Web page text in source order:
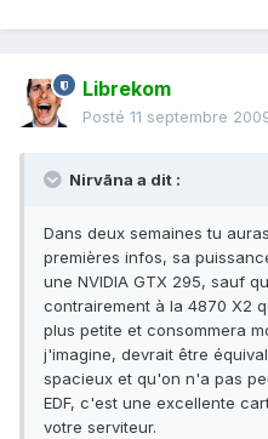
Librekom
Posté 11 septembre
Nirvāna a dit :
Dans deux semaines tu
premières infos, sa
une NVIDIA GTX 295, sauf
contrairement à la 4870 X2
plus petite et consommera
j'imagine, devrait être
spacieux et qu'on n'a pas
EDF, c'est une excellente
votre serviteur.